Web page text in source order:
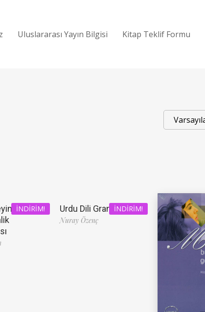
Uluslararası Yayın Bilgisi Kitap Teklif Formu
İNDIRIM!
ve
İNDIRIM!
Urdu Dili Grameri
Nuray Özenç